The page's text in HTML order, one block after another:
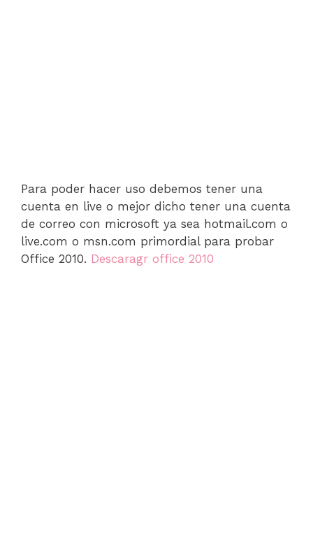
Para poder hacer uso debemos tener una
cuenta en live o mejor dicho tener una cuenta
de correo con microsoft ya sea hotmail.com o
live.com o msn.com primordial para probar
Office 2010. Descaragr office 2010